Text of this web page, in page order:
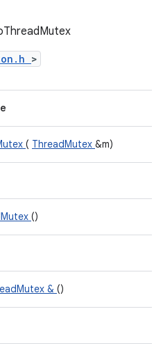
>
( ThreadMutex &m)
()
& ()